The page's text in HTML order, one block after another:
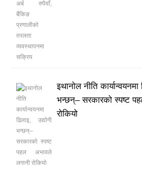
इथानोल नीति कार्यान्वयनमा
भन्छन्– सरकारको स्पष्ट
रोकियो